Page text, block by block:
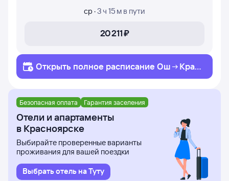
ср ·3 ч 15 м в пути
20 ⁠211 ⁠₽
Открыть полное расписание Ош
Крас
ноярск
Безопасная оплата Гарантия заселения
Отели и апартаменты
в Красноярске
Выбирайте проверенные варианты
проживания для вашей поездки
Выбрать отель на Туту